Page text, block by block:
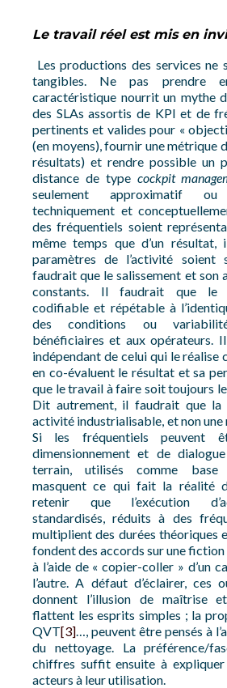
Le travail réel est mis en
Les productions des services ne
tangibles. Ne pas prendre
caractéristique nourrit un mythe
des SLAs assortis de KPI et de
pertinents et valides pour «
(en moyens), fournir une métrique
résultats) et rendre possible un
distance de type cockpit
seulement approximatif
techniquement et
des fréquentiels soient
même temps que d’un
paramètres de l’activité soient
faudrait que le salissement et son
constants. Il faudrait que le
codifiable et répétable à
des conditions ou
bénéficiaires et aux opérateurs.
indépendant de celui qui le réalise
en co-évaluent le résultat et sa
que le travail à faire soit toujours
Dit autrement, il faudrait que la
activité industrialisable, et non une
Si les fréquentiels peuvent
dimensionnement et de
terrain, utilisés comme base
masquent ce qui fait la réalité
retenir que l’exécution
standardisés, réduits à des
multiplient des durées théoriques
fondent des accords sur une
à l’aide de « copier-coller » d’un
l’autre. A défaut d’éclairer, ces
donnent l’illusion de maîtrise
flattent les esprits simples ; la
QVT[3]…, peuvent être pensés à
du nettoyage. La préférence/
chiffres suffit ensuite à expliquer
acteurs à leur utilisation.